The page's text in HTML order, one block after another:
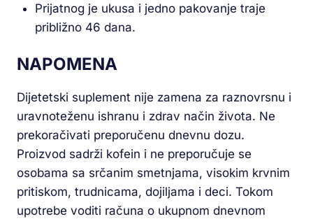
Prijatnog je ukusa i jedno pakovanje traje
približno 46 dana.
NAPOMENA
Dijetetski suplement nije zamena za raznovrsnu i
uravnoteženu ishranu i zdrav način života. Ne
prekoračivati preporučenu dnevnu dozu.
Proizvod sadrži kofein i ne preporučuje se
osobama sa srčanim smetnjama, visokim krvnim
pritiskom, trudnicama, dojiljama i deci. Tokom
upotrebe voditi računa o ukupnom dnevnom